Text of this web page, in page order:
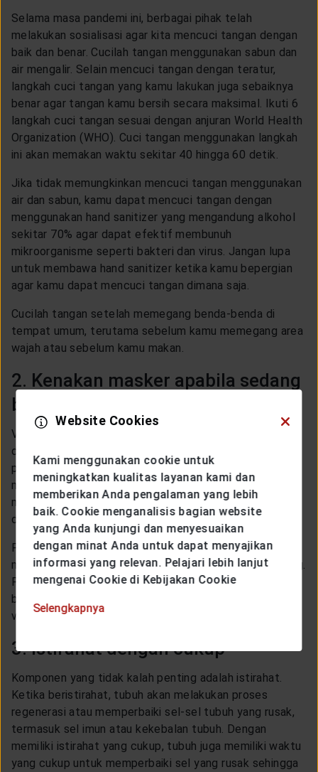
Selama masa pandemi ini, berbagai pihak telah
melakukan sosialisasi agar kita mencuci tangan dengan
baik dan benar. Cucilah tangan menggunakan sabun dan
air mengalir. Selain mencuci tangan dengan teratur,
langkah cuci tangan yang kamu lakukan juga sebaiknya
benar agar tangan kamu bersih secara maksimal. Ikuti 6
langkah cuci tangan sesuai dengan anjuran World Health
Organization (WHO). Cuci tangan menggunakan langkah
ini akan memakan waktu sekitar 40 hingga 60 detik.
Jika tidak memungkinkan mencuci tangan menggunakan
air dan sabun, kamu dapat mencuci tangan dengan
menggunakan hand sanitizer yang mengandung alkohol
sekitar 70% agar dapat efektif membunuh
mikroorganisme seperti bakteri dan virus. Jangan lupa
untuk membawa hand sanitizer ketika kamu bepergian
agar kamu dapat mencuci tangan dimana saja.
Cucilah tangan setelah memegang benda-benda di
tempat umum, terutama sebelum kamu memegang area
wajah atau sebelum kamu makan.
2. Kenakan masker apabila sedang
beraktivitas di luar rumah
Virus corona menyebar melalui percikan air liur atau
droplets. Oleh karena itu, salah satu pencegahan yang
paling penting untuk dilakukan adalah mengenakan
masker dengan baik dan benar. Ketika mengenakan
masker, kita mengurangi resiko terpapar dengan
droplets tersebut.
Penggunaan masker yang baik dan benar adalah
menggunakan masker hingga menutupi mulut dan hidung.
Pastikan untuk menggunakan masker setiap kali kamu
berada di luar rumah agar kamu terhindar dari penularan
virus corona.
3. Istirahat dengan cukup
Komponen yang tidak kalah penting adalah istirahat.
Ketika beristirahat, tubuh akan melakukan proses
regenerasi atau memperbaiki sel-sel tubuh yang rusak,
termasuk sel imun atau kekebalan tubuh. Dengan
memiliki istirahat yang cukup, tubuh juga memiliki waktu
yang cukup untuk memperbaiki sel yang rusak sehingga
Website Cookies
Kami menggunakan cookie untuk
meningkatkan kualitas layanan kami dan
memberikan Anda pengalaman yang lebih
baik. Cookie menganalisis bagian website
yang Anda kunjungi dan menyesuaikan
dengan minat Anda untuk dapat menyajikan
informasi yang relevan. Pelajari lebih lanjut
mengenai Cookie di Kebijakan Cookie
Selengkapnya